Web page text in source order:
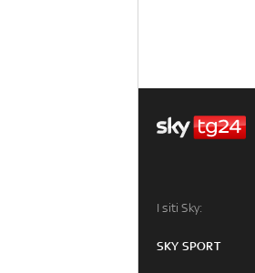
I siti Sky:
SKY SPORT